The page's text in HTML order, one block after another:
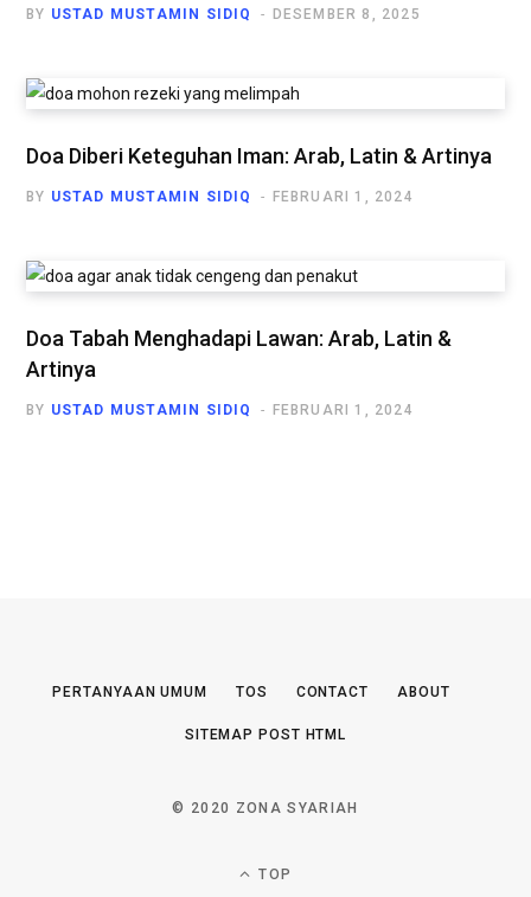
BY USTAD MUSTAMIN SIDIQ DESEMBER 8, 2025
Doa Diberi Keteguhan Iman: Arab, Latin & Artinya
BY USTAD MUSTAMIN SIDIQ FEBRUARI 1, 2024
Doa Tabah Menghadapi Lawan: Arab, Latin &
Artinya
BY USTAD MUSTAMIN SIDIQ FEBRUARI 1, 2024
PERTANYAAN UMUM TOS CONTACT ABOUT
SITEMAP POST HTML
© 2020 ZONA SYARIAH
TOP